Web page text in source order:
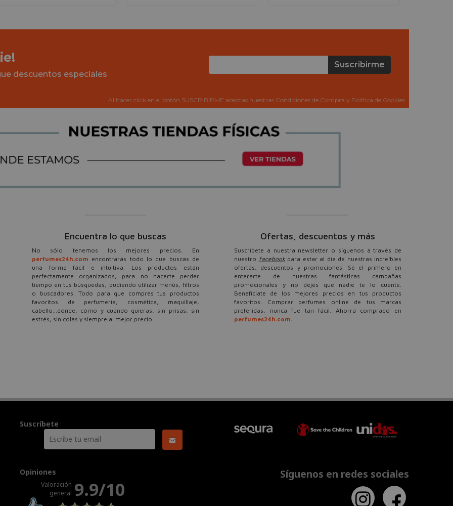
descuentos especiales
Suscribirme
Al hacer click en el botón SUSCRIBIRME aceptas nuestras Condiciones de Compra y Política de Cookies
Encuentra lo que buscas
No sólo tenemos los mejores precios. En
perfumes24h.com encontrarás todo lo que buscas de
una forma fácil e intuitiva. Los productos están
perfectamente organizados, para no hacerte perder
tiempo en tus búsquedas, pudiendo utilizar menús, filtros
o buscadores. Todo para que compres tus productos
favoritos de perfumería, cosmética, maquillaje,
cabello...dónde, cómo y cuando quieras, sin prisas, sin
estrés, sin colas y siempre al mejor precio.
Ofertas, descuentos y más
Suscríbete a nuestra newsletter o síguenos a través de
nuestro facebookpara estar al día de nuestras increíbles
ofertas, descuentos y promociones. Sé el primero en
enterarte de nuestras fantásticas campañas
promocionales y no dejes que nadie te lo cuente.
Benefíciate de los mejores precios en tus productos
favoritos. Comprar perfumes online de tus marcas
preferidas, nunca fue tan fácil. Ahorra comprado en
perfumes24h.com.
Suscríbete
Opiniones
Valoración
general 9.9/10
Síguenos en redes sociales